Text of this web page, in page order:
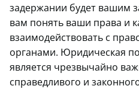
задержании будет вашим
вам понять ваши права и
взаимодействовать с
органами. Юридическая
является чрезвычайно
справедливого и